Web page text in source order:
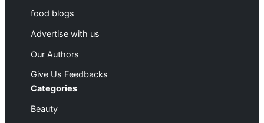
food blogs
Advertise with us
Our Authors
Give Us Feedbacks
Categories
Beauty